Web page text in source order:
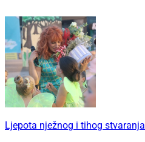
Ljepota nježnog i tihog stvaranja